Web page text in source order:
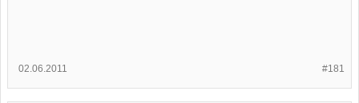
#181
02.06.2011